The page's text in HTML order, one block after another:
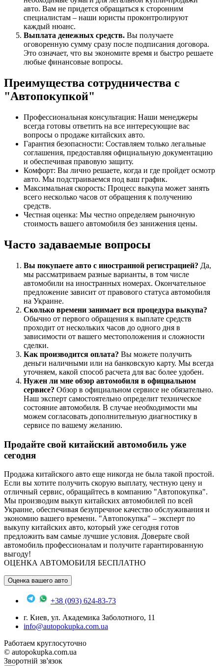
авто. Вам не придется обращаться к сторонним
специалистам – наши юристы проконтролируют
каждый нюанс.
Выплата денежных средств. Вы получаете
оговоренную сумму сразу после подписания договора.
Это означает, что вы экономите время и быстро решаете
любые финансовые вопросы.
Преимущества сотрудничества с
"Автопокупкой"
Профессиональная консультация: Наши менеджеры
всегда готовы ответить на все интересующие вас
вопросы о продаже китайских авто.
Гарантия безопасности: Составляем только легальные
соглашения, предоставляя официальную документацию
и обеспечивая правовую защиту.
Комфорт: Вы лично решаете, когда и где пройдет осмотр
авто. Мы подстраиваемся под ваш график.
Максимальная скорость: Процесс выкупа может занять
всего несколько часов от обращения к получению
средств.
Честная оценка: Мы честно определяем рыночную
стоимость вашего автомобиля без занижения цены.
Часто задаваемые вопросы
Вы покупаете авто с иностранной регистрацией? Да,
мы рассматриваем разные варианты, в том числе
автомобили на иностранных номерах. Окончательное
предложение зависит от правового статуса автомобиля
на Украине.
Сколько времени занимает вся процедура выкупа?
Обычно от первого обращения к выплате средств
проходит от нескольких часов до одного дня в
зависимости от вашего местоположения и сложности
сделки.
Как производится оплата? Вы можете получить
деньги наличными или на банковскую карту. Мы всегда
уточняем, какой способ расчета для вас более удобен.
Нужен ли мне обзор автомобиля в официальном
сервисе? Обзор в официальном сервисе не обязательно.
Наш эксперт самостоятельно определит техническое
состояние автомобиля. В случае необходимости мы
можем согласовать дополнительную диагностику в
сервисе по вашему желанию.
Продайте свой китайский автомобиль уже
сегодня
Продажа китайского авто еще никогда не была такой простой.
Если вы хотите получить скорую выплату, честную цену и
отличный сервис, обращайтесь в компанию "Автопокупка".
Мы производим выкуп китайских автомобилей по всей
Украине, обеспечивая безупречное качество обслуживания и
экономию вашего времени. "Автопокупка" – эксперт по
выкупу китайских авто, который уже сегодня готов
предложить вам самые лучшие условия. Доверьте свой
автомобиль профессионалам и получите гарантированную
выгоду!
ОЦЕНКА АВТОМОБИЛЯ БЕСПЛАТНО
Оценка вашего авто
+38 (093) 624-83-73
г. Киев, ул. Академика Заболотного, 11
info@autopokupka.com.ua
Работаем круглосуточно
© autopokupka.com.ua
Зворотній зв'язок